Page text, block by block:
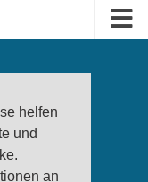
helfen
und
an
2026
Gerstetten